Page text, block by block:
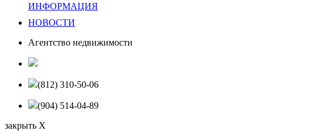
ИНФОРМАЦИЯ
НОВОСТИ
Агентство недвижимости
(812) 310-50-06
(904) 514-04-89
закрыть X